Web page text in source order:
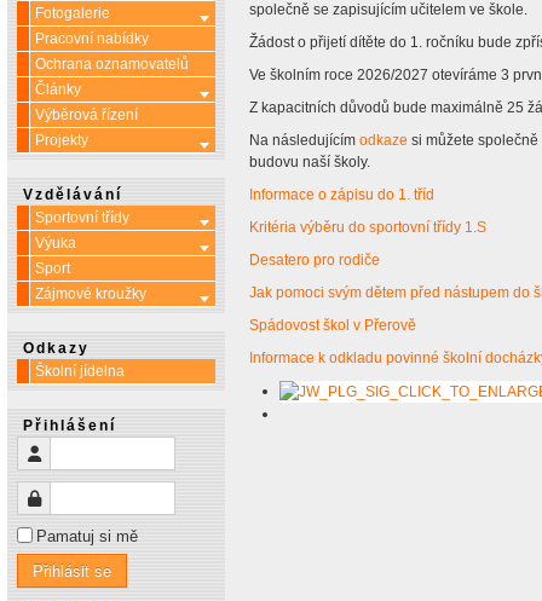
Fotogalerie
Více o: Fotogalerie
Pracovní nabídky
Ochrana oznamovatelů
Články
Více o: Články
Výběrová řízení
Projekty
Více o: Projekty
Vzdělávání
Sportovní třídy
Více o: Sportovní třídy
Výuka Více o: Výuka
Sport
Zájmové kroužky
Více o: Zájmové kroužky
Odkazy
Školní jídelna
Přihlášení
Heslo
Pamatuj si mě
Přihlásit se
společně se zapisujícím učitelem ve škole.
Žádost o přijetí dítěte do 1. ročníku bude
Ve školním roce 2026/2027 otevíráme 3
Z kapacitních důvodů bude maximálně 25
Na následujícím odkaze si můžete
budovu naší školy.
Informace o zápisu do 1. tříd
Kritéria výběru do sportovní třídy 1.S
Desatero pro rodiče
Jak pomoci svým dětem před nástupem do
Spádovost škol v Přerově
Informace k odkladu povinné školní